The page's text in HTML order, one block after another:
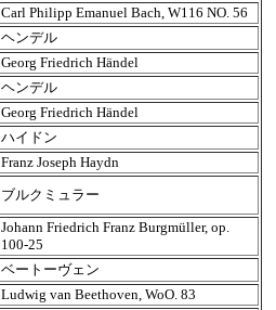
Carl Philipp Emanuel Bach, W116 NO. 56
ヘンデル
Georg Friedrich Händel
ヘンデル
Georg Friedrich Händel
ハイドン
Franz Joseph Haydn
ブルクミュラー
Johann Friedrich Franz Burgmüller, op.
100-25
ベートーヴェン
Ludwig van Beethoven, WoO. 83